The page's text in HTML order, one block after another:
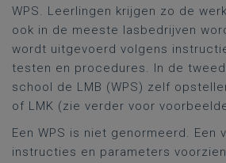
WPS. Leerlingen krijgen zo de
ook in de meeste lasbedrijven
wordt uitgevoerd volgens
testen en procedures. In de
school de LMB (WPS) zelf
of LMK (zie verder voor
Een WPS is niet genormeerd. Een
instructies en parameters